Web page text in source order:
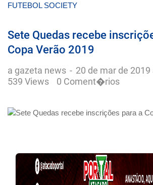
FUTEBOL SOCIETY
Sete Quedas recebe
Copa Verão 2019
a gazeta news - 20 de mar de 2019
539 Views
0 Coment�rios